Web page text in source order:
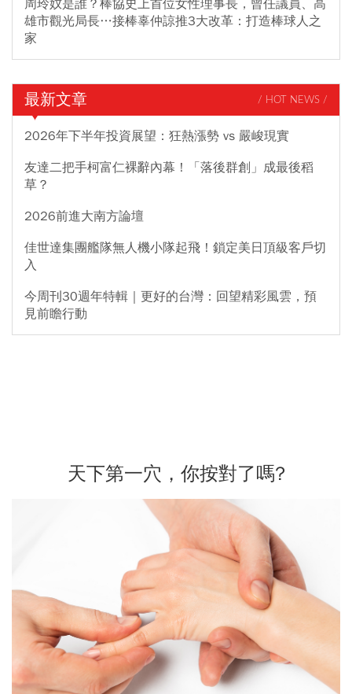
周玲妏是誰？棒協史上首位女性理事長，曾任議員、高
雄市觀光局長…接棒辜仲諒推3大改革：打造棒球人之
家
最新文章 / HOT NEWS /
2026年下半年投資展望：狂熱漲勢 vs 嚴峻現實
友達二把手柯富仁裸辭內幕！「落後群創」成最後稻
草？
2026前進大南方論壇
佳世達集團艦隊無人機小隊起飛！鎖定美日頂級客戶切
入
今周刊30週年特輯｜更好的台灣：回望精彩風雲，預
見前瞻行動
天下第一穴，你按對了嗎?